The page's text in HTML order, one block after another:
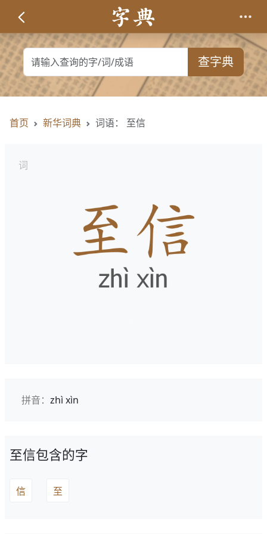
查字典
首页 新华词典 词语： 至信
词
拼音： zhì xìn
至信包含的字
信 至